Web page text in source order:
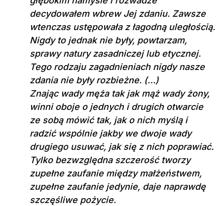
decydowałem wbrew Jej zdaniu. Zawsze
wtenczas ustępowała z łagodną uległością.
Nigdy to jednak nie były, powtarzam,
sprawy natury zasadniczej lub etycznej.
Tego rodzaju zagadnieniach nigdy nasze
zdania nie były rozbieżne. (…)
Znając wady męża tak jak mąż wady żony,
winni oboje o jednych i drugich otwarcie
ze sobą mówić tak, jak o nich myślą i
radzić wspólnie jakby we dwoje wady
drugiego usuwać, jak się z nich poprawiać.
Tylko bezwzględna szczerość tworzy
zupełne zaufanie między małżeństwem,
zupełne zaufanie jedynie, daje naprawdę
szczęśliwe pożycie.